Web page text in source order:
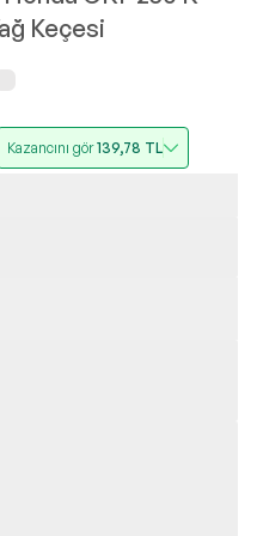
Keçesi
Kazancını gör139,78 TL